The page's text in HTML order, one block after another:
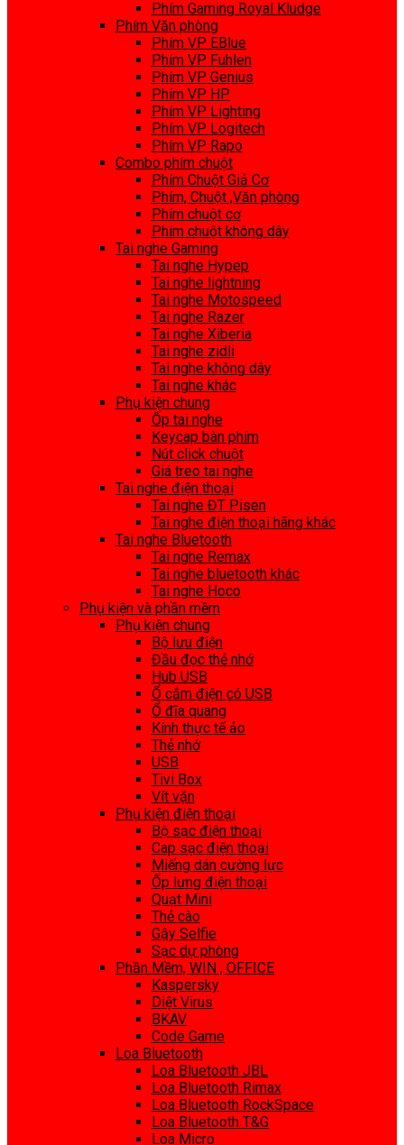
Phím Gaming Royal Kludge
Phím Văn phòng
Phím VP EBlue
Phím VP Fuhlen
Phím VP Genius
Phím VP HP
Phím VP Lighting
Phím VP Logitech
Phím VP Rapo
Combo phím chuột
Phím Chuột Giả Cơ
Phím, Chuột ,Văn phòng
Phím chuột cơ
Phím chuột không dây
Tai nghe Gaming
Tai nghe Hypep
Tai nghe lightning
Tai nghe Motospeed
Tai nghe Razer
Tai nghe Xiberia
Tai nghe zidli
Tai nghe không dây
Tai nghe khác
Phụ kiện chung
Ốp tai nghe
Keycap bàn phím
Nút click chuột
Giá treo tai nghe
Tai nghe điện thoại
Tai nghe ĐT Pisen
Tai nghe điện thoại hãng khác
Tai nghe Bluetooth
Tai nghe Remax
Tai nghe bluetooth khác
Tai nghe Hoco
Phụ kiện và phần mềm
Phụ kiện chung
Bộ lưu điện
Đầu đọc thẻ nhớ
Hub USB
Ổ cắm điện có USB
Ổ đĩa quang
Kính thực tế ảo
Thẻ nhớ
USB
Tivi Box
Vít vặn
Phụ kiện điện thoại
Bộ sạc điện thoại
Cap sạc điện thoại
Miếng dán cường lực
Ốp lưng điện thoại
Quạt Mini
Thẻ cào
Gậy Selfie
Sạc dự phòng
Phần Mềm, WIN , OFFICE
Kaspersky
Diệt Virus
BKAV
Code Game
Loa Bluetooth
Loa Bluetooth JBL
Loa Bluetooth Rimax
Loa Bluetooth RockSpace
Loa Bluetooth T&G
Loa Micro